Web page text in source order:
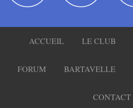
ACCUEIL LE CLUB
FORUM BARTAVELLE
CONTACT